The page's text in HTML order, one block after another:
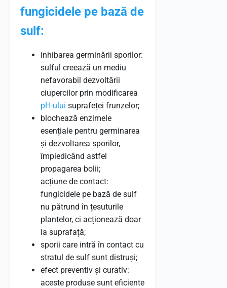
fungicidele pe bază de
sulf:
inhibarea germinării sporilor:
sulful creează un mediu
nefavorabil dezvoltării
ciupercilor prin modificarea
pH-ului suprafeței frunzelor;
blochează enzimele
esențiale pentru germinarea
și dezvoltarea sporilor,
împiedicând astfel
propagarea bolii;
acțiune de contact:
fungicidele pe bază de sulf
nu pătrund în țesuturile
plantelor, ci acționează doar
la suprafață;
sporii care intră în contact cu
stratul de sulf sunt distruși;
efect preventiv și curativ:
aceste produse sunt eficiente